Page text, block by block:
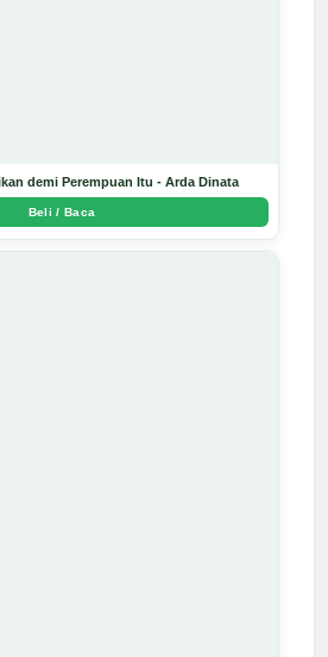
demi Perempuan Itu - Arda Dinata
Beli / Baca